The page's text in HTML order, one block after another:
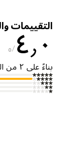
٥
على ٢ من التقييمات